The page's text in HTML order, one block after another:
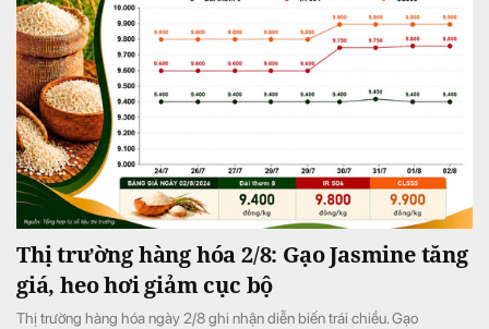
Thị trường hàng hóa 2/8: Gạo Jasmine tăng
giá, heo hơi giảm cục bộ
Thị trường hàng hóa ngày 2/8 ghi nhận diễn biến trái chiều. Gạo